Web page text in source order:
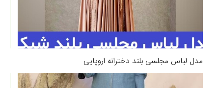
مدل لباس مجلسی بلند دخترانه اروپایی